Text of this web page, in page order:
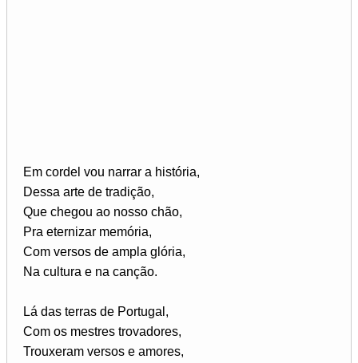
Em cordel vou narrar a história,
Dessa arte de tradição,
Que chegou ao nosso chão,
Pra eternizar memória,
Com versos de ampla glória,
Na cultura e na canção.
Lá das terras de Portugal,
Com os mestres trovadores,
Trouxeram versos e amores,